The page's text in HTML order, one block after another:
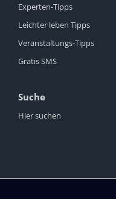
Experten-Tipps
Leichter leben Tipps
Veranstaltungs-Tipps
Gratis SMS
Suche
Hier suchen